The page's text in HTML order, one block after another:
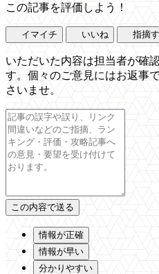
この記事を評価しよう！
イマイチ いいね 指摘
いただいた内容は担当者が確
す。個々のご意見にはお返事
さいませ。
情報が正確
情報が早い
分かりやすい